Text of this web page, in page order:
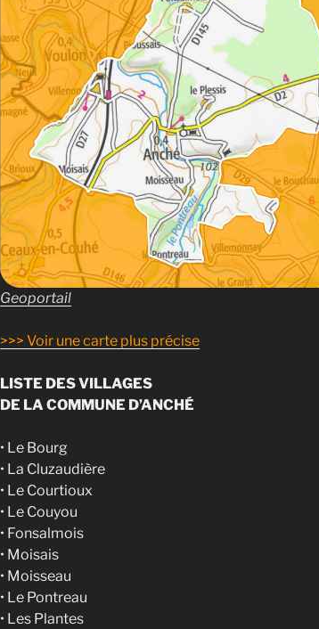
Geoportail
>>> Voir une carte plus précise
LISTE DES VILLAGES
DE LA COMMUNE D’ANCHÉ
• Le Bourg
• La Cluzaudière
• Le Courtioux
• Le Couyou
• Fonsalmois
• Moisais
• Moisseau
• Le Pontreau
• Les Plantes